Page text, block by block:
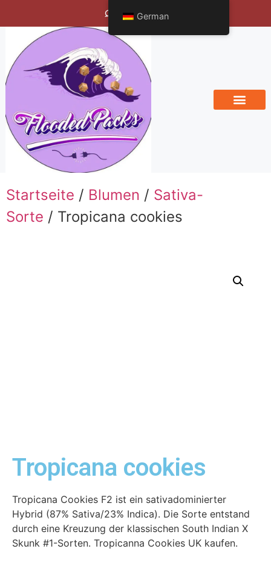
Bengals Vineyard
Startseite / Blumen / Sativa-
Sorte / Tropicana cookies
Tropicana cookies
Tropicana Cookies F2 ist ein sativadominierter
Hybrid (87% Sativa/23% Indica). Die Sorte entstand
durch eine Kreuzung der klassischen South Indian X
Skunk #1-Sorten. Tropicanna Cookies UK kaufen.
German